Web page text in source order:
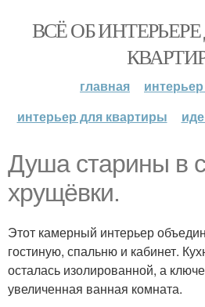
ВСЁ ОБ
главная
интерьер для квартиры
Душа старины в
хрущёвки.
Этот камерный интерьер
гостиную, спальню и кабинет.
осталась изолированной, а
увеличенная ванная комната.